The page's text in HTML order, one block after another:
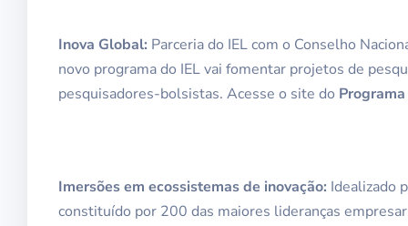
Inova Global: Parceria do IEL com o Conselho
novo programa do IEL vai fomentar projetos de
pesquisadores-bolsistas. Acesse o site do
Imersões em ecossistemas de inovação: Idealizado
constituído por 200 das maiores lideranças